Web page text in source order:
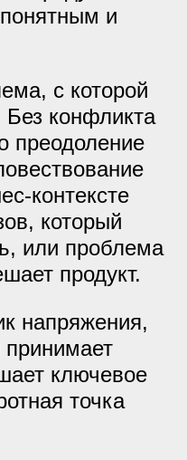
и
с которой
Без конфликта
преодоление
контексте
который
или проблема
продукт.
напряжения,
принимает
ключевое
точка